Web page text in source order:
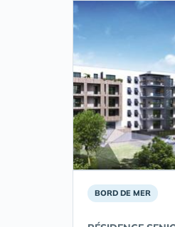
BORD DE MER